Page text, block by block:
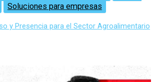
Soluciones para empresas
y Presencia para el Sector Agroalimentario